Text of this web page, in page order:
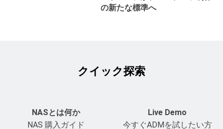
の新たな標準へ
クイック探索
NASとは何か
NAS 購入ガイド
Live Demo
今すぐADMを試したい方